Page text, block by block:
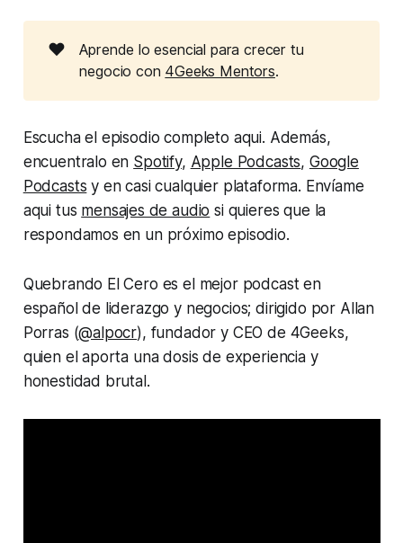
❤️
Aprende lo esencial para crecer tu
negocio con 4Geeks Mentors.
Escucha el episodio completo aqui. Además,
encuentralo en Spotify, Apple Podcasts, Google
Podcasts y en casi cualquier plataforma. Envíame
aqui tus mensajes de audio si quieres que la
respondamos en un próximo episodio.
Quebrando El Cero es el mejor podcast en
español de liderazgo y negocios; dirigido por Allan
Porras (@alpocr), fundador y CEO de 4Geeks,
quien el aporta una dosis de experiencia y
honestidad brutal.